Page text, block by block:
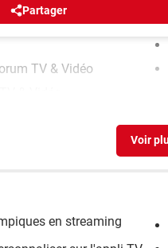
Partager
TV & Vidéo
en streaming